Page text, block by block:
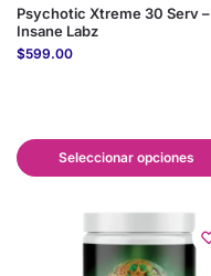
Psychotic Xtreme 30 Serv –
Insane Labz
$599.00
Seleccionar opciones